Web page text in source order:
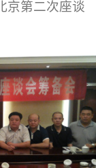
京第二次座谈